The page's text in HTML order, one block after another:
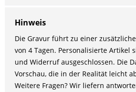
Hinweis
Die Gravur führt zu einer
von 4 Tagen. Personalisierte Artikel
und Widerruf ausgeschlossen. Die
Vorschau, die in der Realität leicht
Weitere Fragen? Wir liefern